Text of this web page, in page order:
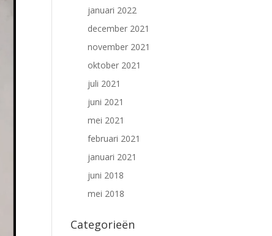
januari 2022
december 2021
november 2021
oktober 2021
juli 2021
juni 2021
mei 2021
februari 2021
januari 2021
juni 2018
mei 2018
Categorieën